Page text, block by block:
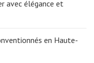
avec élégance et
en Haute-